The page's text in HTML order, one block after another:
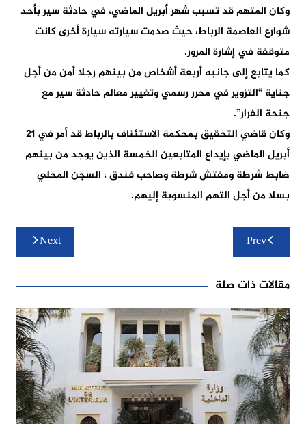
وكان المتهم قد تسبب شهر أبريل الماضي، في حادثة سير بأحد
شوارع العاصمة الرباط، حيث صدمت سيارته سيارة أخرى كانت
متوقفة في إشارة المرور.
كما يتابع إلى جانبه أربعة أشخاص من بينهم رجلا أمن من أجل
جناية “التزوير في محرر رسمي وتغيير معالم حادثة سير مع
جنحة الفرار”.
وكان قاضي التحقيق بمحكمة الاستئناف بالرباط قد أمر في 21
أبريل الماضي بإيداع المتابعين الخمسة الذين يوجد من بينهم
ضابط شرطة ومفتش شرطة وصاحب فندق ، السجن المحلي
بسلا من أجل التهم المنسوبة إليهم.
تصفّح
المقالات
Prev
Next
مقالات ذات صلة